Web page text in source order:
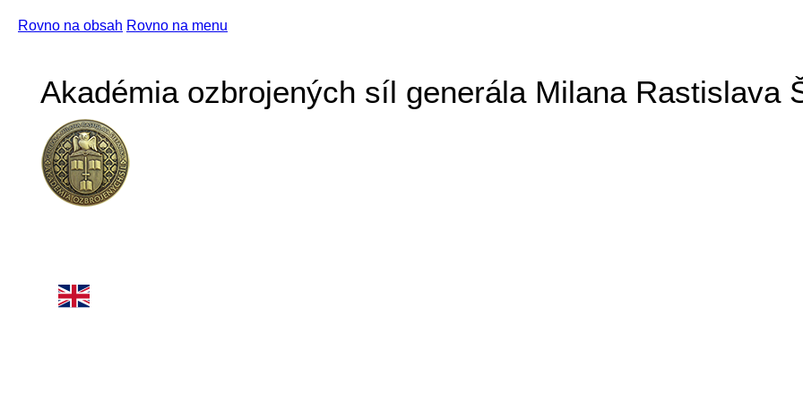
Rovno na obsah Rovno na menu
Akadémia ozbrojených síl generála Milana Rastislava